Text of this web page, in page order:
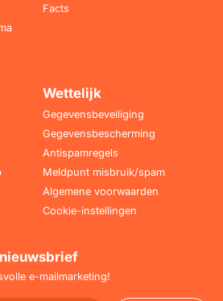
Facts
Wettelijk
Gegevensbeveiliging
Gegevensbescherming
Antispamregels
Meldpunt misbruik/spam
Algemene voorwaarden
Cookie-instellingen
e-mailmarketing!